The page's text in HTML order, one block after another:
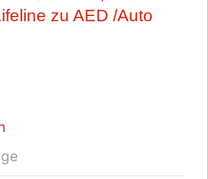
zu AED /Auto